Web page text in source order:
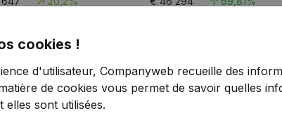
0,82%
039 20,63% €60 547 69,13%
cookies !
d'utilisateur, Companyweb recueille des
de cookies vous permet de savoir quelles
sont utilisées.